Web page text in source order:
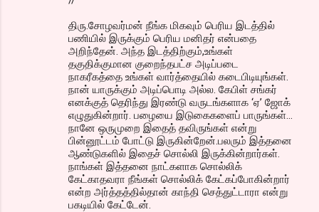
திரு.சோழவர்மன் நீங்க மிகவும் பெரிய இடத்தில்
பணியில் இருக்கும் பெரிய மனிதர் என்பதை
அறிந்தேன். அந்த இடத்திற்கும்,உங்கள்
தகுதிக்குமான குறைந்தபட்ச அடிப்படை
நாகரீகத்தை உங்கள் வார்த்தையில் கடைபிடியுங்கள்.
நான் யாருக்கும் அடிப்பொடி அல்ல. கேபிள் சங்கர்
எனக்குத் தெரிந்து இரண்டு வருடங்களாக ‘ஏ’ ஜோக்
எழுதுகின்றார். பழையை இடுகைகளைப் பாருங்கள்...
நானே ஒருமுறை இதைத் தவிருங்கள் என்று
பின்னூட்டம் போட்டு இருகின்றேன்.பலரும் இத்தனை
ஆண்டுகளில் இதைச் சொல்லி இருக்கின்றார்கள்.
நாங்கள் இத்தனை நாட்களாக சொல்லிக்
கேட்காதவரா நீங்கள் சொல்லிக் கேட்கப்போகின்றார்
என்ற அர்த்தத்தில்தான் காந்தி செத்துட்டாரா என்று
பகடியில் கேட்டேன்.